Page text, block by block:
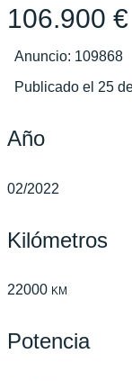
106.900 €
Anuncio: 109868
Publicado el 25
Año
02/2022
Kilómetros
22000 KM
Potencia